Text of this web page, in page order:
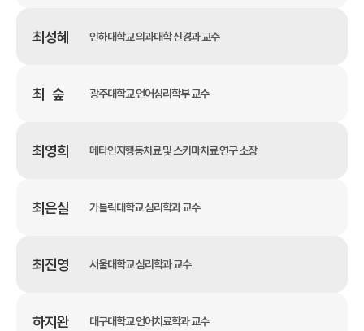
최성혜 인하대학교 의과대학 신경과 교수
최 숲 광주대학교 언어심리학부 교수
최영희 메타인지행동치료 및 스키마치료 연구 소장
최은실 가톨릭대학교 심리학과 교수
최진영 서울대학교 심리학과 교수
하지완 대구대학교 언어치료학과 교수